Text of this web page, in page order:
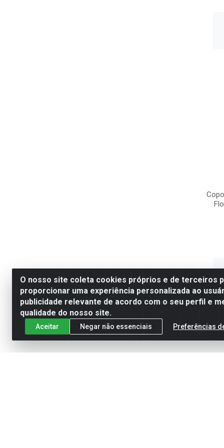
O nosso site coleta cookies próprios e de terceiros
proporcionar uma experiência personalizada ao
publicidade relevante de acordo com o seu perfil e
qualidade do nosso site.
Aceitar Negar não essenciais Preferências